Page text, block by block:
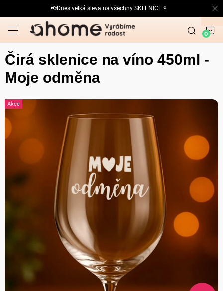
na
obsah
📢Dnes velká sleva na všechny SKLENICE🍷
Čirá sklenice na víno 450ml -
Moje odměna
Akce